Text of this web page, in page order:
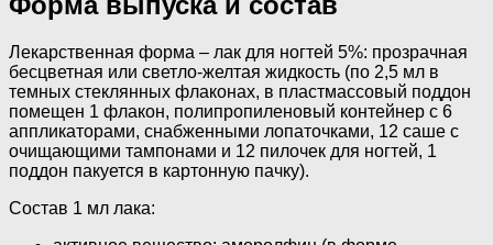
Лекарственная форма – лак для ногтей 5%: прозрачная
бесцветная или светло-желтая жидкость (по 2,5 мл в
темных стеклянных флаконах, в пластмассовый поддон
помещен 1 флакон, полипропиленовый контейнер с 6
аппликаторами, снабженными лопаточками, 12 саше с
очищающими тампонами и 12 пилочек для ногтей, 1
поддон пакуется в картонную пачку).
Состав 1 мл лака: